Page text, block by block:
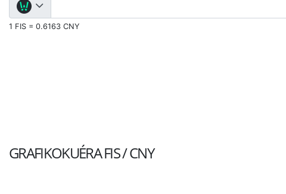
1 FIS = 0.6163 CNY
GRAFIKOKUÉRAFIS / CNY